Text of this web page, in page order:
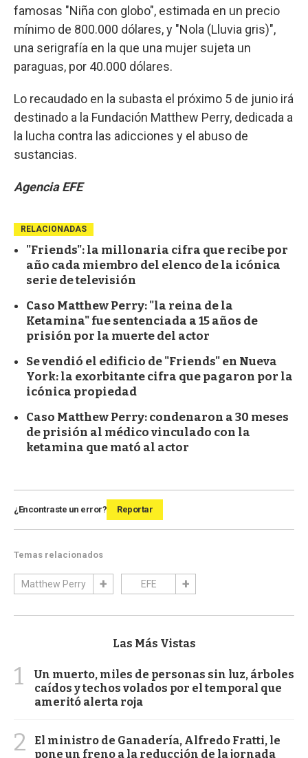
famosas "Niña con globo", estimada en un precio
mínimo de 800.000 dólares, y "Nola (Lluvia gris)",
una serigrafía en la que una mujer sujeta un
paraguas, por 40.000 dólares.
Lo recaudado en la subasta el próximo 5 de junio irá
destinado a la Fundación Matthew Perry, dedicada a
la lucha contra las adicciones y el abuso de
sustancias.
Agencia EFE
RELACIONADAS
"Friends": la millonaria cifra que recibe por
año cada miembro del elenco de la icónica
serie de televisión
Caso Matthew Perry: "la reina de la
Ketamina" fue sentenciada a 15 años de
prisión por la muerte del actor
Se vendió el edificio de "Friends" en Nueva
York: la exorbitante cifra que pagaron por la
icónica propiedad
Caso Matthew Perry: condenaron a 30 meses
de prisión al médico vinculado con la
ketamina que mató al actor
¿Encontraste un error? Reportar
Temas relacionados
Matthew Perry EFE
Las Más Vistas
1
Un muerto, miles de personas sin luz, árboles
caídos y techos volados por el temporal que
ameritó alerta roja
2
El ministro de Ganadería, Alfredo Fratti, le
pone un freno a la reducción de la jornada